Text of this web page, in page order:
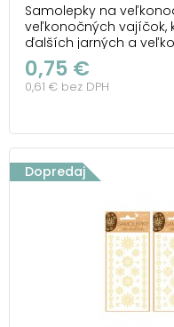
Samolepky na
veľkonočných vajíčok,
ďalších jarných a
samolepku na vajce:
odmastené a suché
Opatrne odlepte
0,75 €
0,61 € bez DPH
Dopredaj